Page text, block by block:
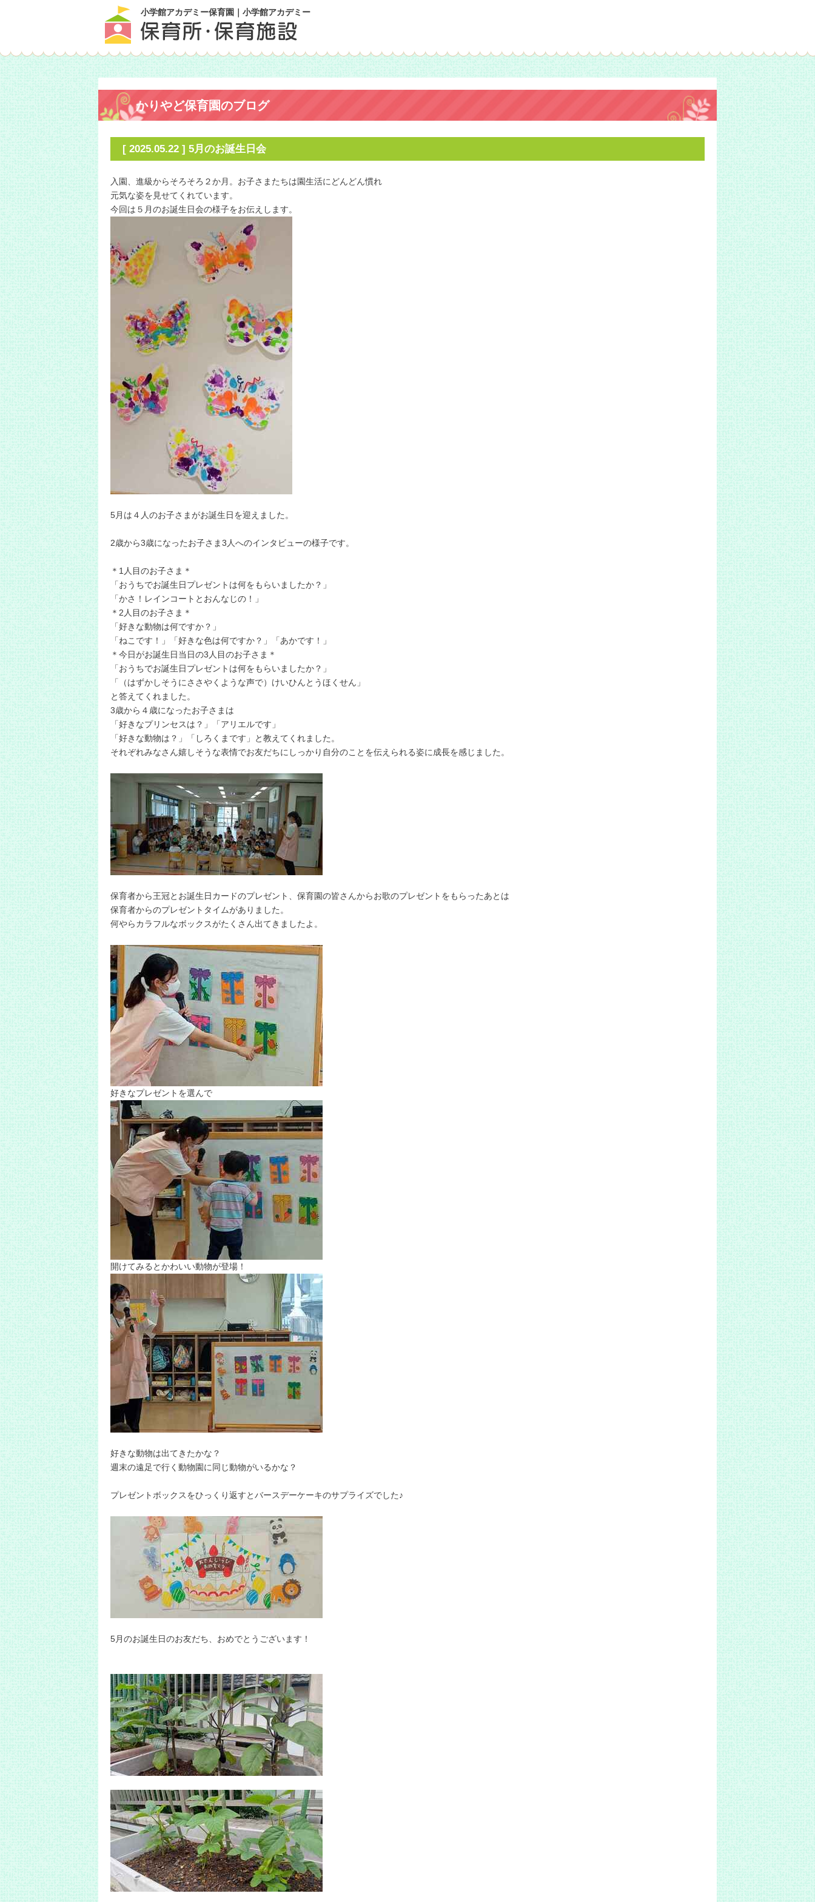
小学館アカデミー保育園｜小学館アカデミー
かりやど保育園のブログ
[ 2025.05.22 ] 5月のお誕生日会
入園、進級からそろそろ２か月。お子さまたちは園生活にどんどん慣れ
元気な姿を見せてくれています。
今回は５月のお誕生日会の様子をお伝えします。
5月は４人のお子さまがお誕生日を迎えました。
2歳から3歳になったお子さま3人へのインタビューの様子です。
＊1人目のお子さま＊
「おうちでお誕生日プレゼントは何をもらいましたか？」
「かさ！レインコートとおんなじの！」
＊2人目のお子さま＊
「好きな動物は何ですか？」
「ねこです！」「好きな色は何ですか？」「あかです！」
＊今日がお誕生日当日の3人目のお子さま＊
「おうちでお誕生日プレゼントは何をもらいましたか？」
「（はずかしそうにささやくような声で）けいひんとうほくせん」
と答えてくれました。
3歳から４歳になったお子さまは
「好きなプリンセスは？」「アリエルです」
「好きな動物は？」「しろくまです」と教えてくれました。
それぞれみなさん嬉しそうな表情でお友だちにしっかり自分のことを伝えられる姿に成長を感じました。
保育者から王冠とお誕生日カードのプレゼント、保育園の皆さんからお歌のプレゼントをもらったあとは
保育者からのプレゼントタイムがありました。
何やらカラフルなボックスがたくさん出てきましたよ。
好きなプレゼントを選んで
開けてみるとかわいい動物が登場！
好きな動物は出てきたかな？
週末の遠足で行く動物園に同じ動物がいるかな？
プレゼントボックスをひっくり返すとバースデーケーキのサプライズでした♪
5月のお誕生日のお友だち、おめでとうございます！